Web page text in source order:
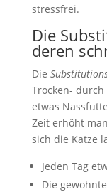
stressfrei.
Die
deren
Die
Trocken-
etwas
Zeit erhöht
sich die Katze
Jeden Tag
Die